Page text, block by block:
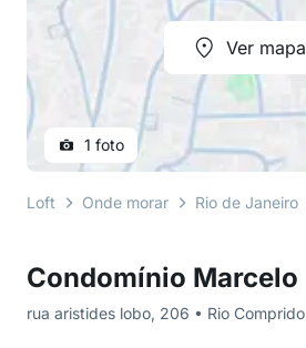
Condomínio Marcelo
rua aristides lobo, 206 • Rio Comprido
Ver mapa
1 foto
Loft Onde morar Rio de Janeiro